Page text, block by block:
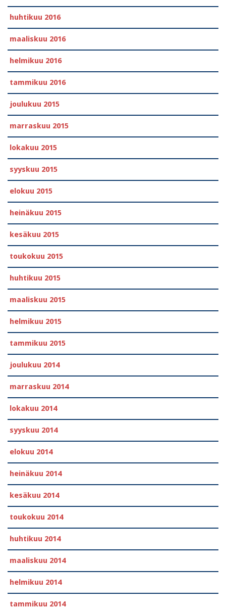
huhtikuu 2016
maaliskuu 2016
helmikuu 2016
tammikuu 2016
joulukuu 2015
marraskuu 2015
lokakuu 2015
syyskuu 2015
elokuu 2015
heinäkuu 2015
kesäkuu 2015
toukokuu 2015
huhtikuu 2015
maaliskuu 2015
helmikuu 2015
tammikuu 2015
joulukuu 2014
marraskuu 2014
lokakuu 2014
syyskuu 2014
elokuu 2014
heinäkuu 2014
kesäkuu 2014
toukokuu 2014
huhtikuu 2014
maaliskuu 2014
helmikuu 2014
tammikuu 2014